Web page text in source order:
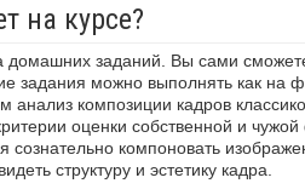
на курсе?
домашних заданий. Вы сами
задания можно выполнять как на
анализ композиции кадров
оценки собственной и
сознательно компоновать
структуру и эстетику кадра.